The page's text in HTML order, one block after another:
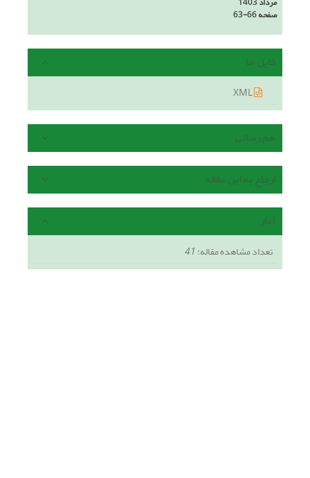
صفحه63-66
فایل ها
هم رسانی
ارجاع به این مقاله
آمار
تعداد مشاهده مقاله:41